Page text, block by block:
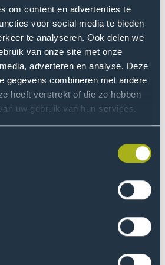
om content en advertenties te
voor social media te bieden
te analyseren. Ook delen we
van onze site met onze
adverteren en analyse. Deze
gegevens combineren met andere
heeft verstrekt of die ze hebben
uw gebruik van hun services.
bij mensen met kanker, 2)
signaleren van (huid)kanker en
tussen mensen
Meer informatie over de
hier. Bekijk daar ook de video’s
de rol van
signaleren van (huid)kanker’
Als eerste is met